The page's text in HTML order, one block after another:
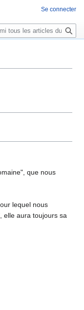
que nous
lequel nous
elle aura toujours sa
Se connecter